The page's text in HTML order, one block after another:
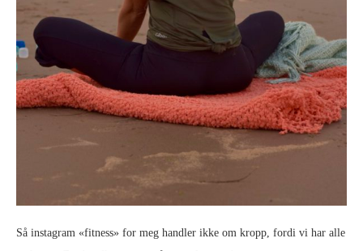
Så instagram «fitness» for meg handler ikke om kropp, fordi vi har alle